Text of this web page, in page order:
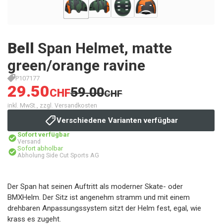
Bell Span Helmet, matte
green/orange ravine
P107177
29.50CHF59.00CHF
inkl. MwSt., zzgl. Versandkosten
Verschiedene Varianten verfügbar
Sofort verfügbar
Versand
Sofort abholbar
Abholung Side Cut Sports AG
Der Span hat seinen Auftritt als moderner Skate- oder
BMXHelm. Der Sitz ist angenehm stramm und mit einem
drehbaren Anpassungssystem sitzt der Helm fest, egal, wie
krass es zugeht.